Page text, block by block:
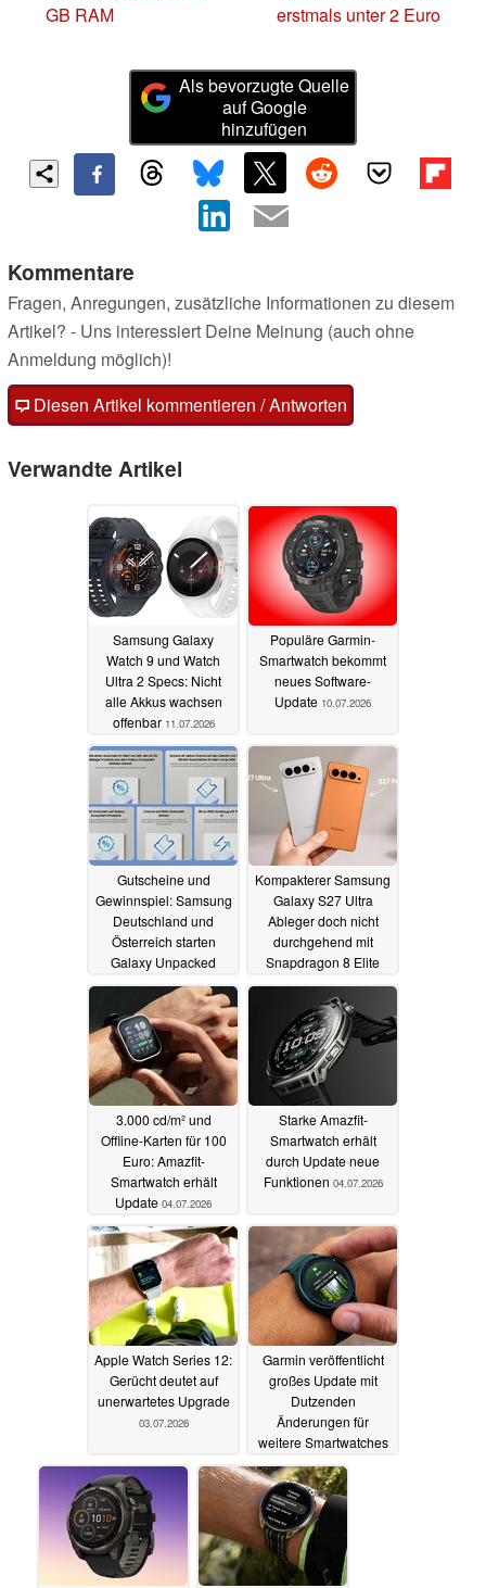
GB RAM
erstmals unter 2 Euro
Als bevorzugte Quelle
auf Google
hinzufügen
Kommentare
Fragen, Anregungen, zusätzliche Informationen zu diesem
Artikel? - Uns interessiert Deine Meinung (auch ohne
Anmeldung möglich)!
Diesen Artikel kommentieren / Antworten
Verwandte Artikel
Samsung Galaxy
Watch 9 und Watch
Ultra 2 Specs: Nicht
alle Akkus wachsen
offenbar 11.07.2026
Populäre Garmin-
Smartwatch bekommt
neues Software-
Update 10.07.2026
Gutscheine und
Gewinnspiel: Samsung
Deutschland und
Österreich starten
Galaxy Unpacked
Aktionen08.07.2026
Kompakterer Samsung
Galaxy S27 Ultra
Ableger doch nicht
durchgehend mit
Snapdragon 8 Elite
Gen 607.07.2026
3.000 cd/m² und
Offline-Karten für 100
Euro: Amazfit-
Smartwatch erhält
Update 04.07.2026
Starke Amazfit-
Smartwatch erhält
durch Update neue
Funktionen 04.07.2026
Apple Watch Series 12:
Gerücht deutet auf
unerwartetes Upgrade
03.07.2026
Garmin veröffentlicht
großes Update mit
Dutzenden
Änderungen für
weitere Smartwatches
02.07.2026